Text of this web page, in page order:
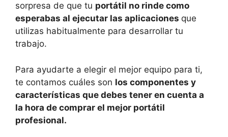
sorpresa de que tu portátil no rinde como
esperabas al ejecutar las aplicaciones que
utilizas habitualmente para desarrollar tu
trabajo.
Para ayudarte a elegir el mejor equipo para ti,
te contamos cuáles son los componentes y
características que debes tener en cuenta a
la hora de comprar el mejor portátil
profesional.